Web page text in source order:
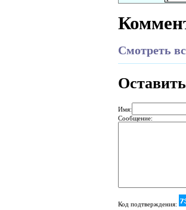
Смотреть
Имя:
Сообщение:
Код подтверждения: